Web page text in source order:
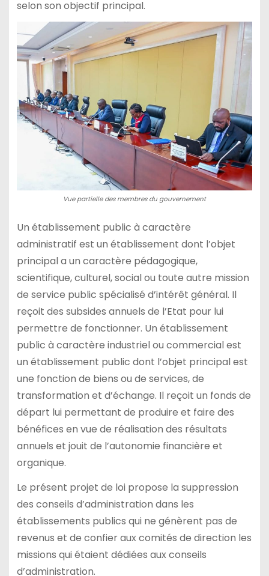
selon son objectif principal.
Vue partielle des membres du gouvernement
Un établissement public à caractère
administratif est un établissement dont l’objet
principal a un caractère pédagogique,
scientifique, culturel, social ou toute autre mission
de service public spécialisé d’intérêt général. Il
reçoit des subsides annuels de l’Etat pour lui
permettre de fonctionner. Un établissement
public à caractère industriel ou commercial est
un établissement public dont l’objet principal est
une fonction de biens ou de services, de
transformation et d’échange. Il reçoit un fonds de
départ lui permettant de produire et faire des
bénéfices en vue de réalisation des résultats
annuels et jouit de l’autonomie financière et
organique.
Le présent projet de loi propose la suppression
des conseils d’administration dans les
établissements publics qui ne génèrent pas de
revenus et de confier aux comités de direction les
missions qui étaient dédiées aux conseils
d’administration.